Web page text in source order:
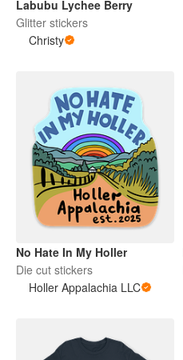
Labubu Lychee Berry
Glitter stickers
Christy
No Hate In My Holler
Die cut stickers
Holler Appalachia LLC